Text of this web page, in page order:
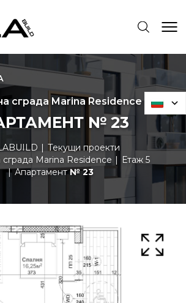
сграда Marina Residence
№ 23
Текущи проекти
Marina Residence
Етаж 5
Апартамент№ 23